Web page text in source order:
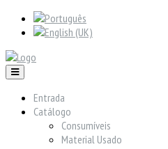
Entrada
Catálogo
Consumíveis
Material Usado